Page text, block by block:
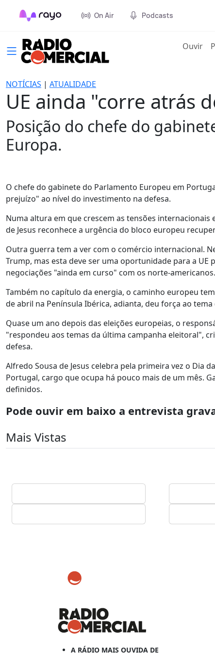
On Air Podcasts
Ouvir
NOTÍCIAS | ATUALIDADE
UE ainda "corre atrás
Posição do chefe do
Europa.
O chefe do gabinete do Parlamento Europeu em
prejuízo" ao nível do investimento na defesa.
Numa altura em que crescem as tensões
de Jesus reconhece a urgência do bloco europeu
Outra guerra tem a ver com o comércio internacional.
Trump, mas esta deve ser uma oportunidade para a
negociações "ainda em curso" com os norte-americanos.
Também no capítulo da energia, o caminho europeu
de abril na Península Ibérica, adianta, deu força ao
Quase um ano depois das eleições europeias, o
"respondeu aos temas da última campanha eleitoral",
defesa.
Alfredo Sousa de Jesus celebra pela primeira vez o Dia
Portugal, cargo que ocupa há pouco mais de um mês.
definidos.
Pode ouvir em baixo a entrevista
Mais Vistas
A RÁDIO MAIS OUVIDA DE